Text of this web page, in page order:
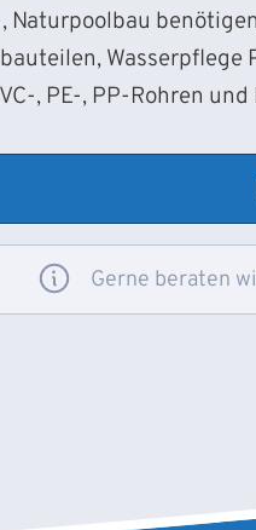
Naturpoolbau
, PE-, PP-Rohren
Gerne beraten